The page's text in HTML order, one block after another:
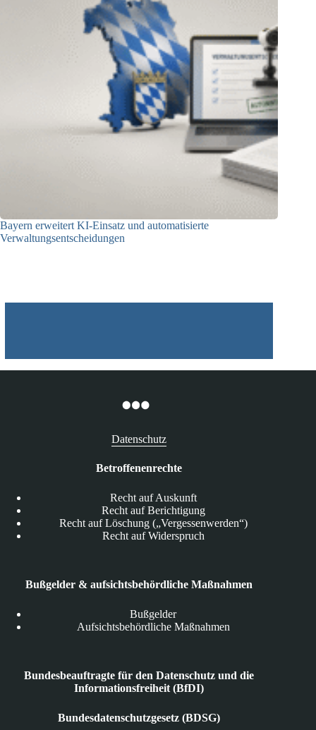
Bayern erweitert KI-Einsatz und automatisierte
Verwaltungsentscheidungen
Datenschutz
Betroffenenrechte
Recht auf Auskunft
Recht auf Berichtigung
Recht auf Löschung („Vergessenwerden“)
Recht auf Widerspruch
Bußgelder & aufsichtsbehördliche Maßnahmen
Bußgelder
Aufsichtsbehördliche Maßnahmen
Bundesbeauftragte für den Datenschutz und die
Informationsfreiheit (BfDI)
Bundesdatenschutzgesetz (BDSG)